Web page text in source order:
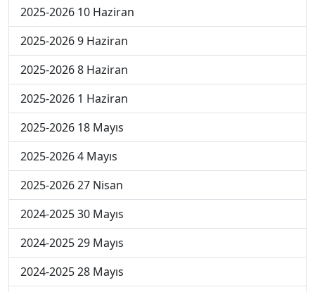
2025-2026 10 Haziran
2025-2026 9 Haziran
2025-2026 8 Haziran
2025-2026 1 Haziran
2025-2026 18 Mayıs
2025-2026 4 Mayıs
2025-2026 27 Nisan
2024-2025 30 Mayıs
2024-2025 29 Mayıs
2024-2025 28 Mayıs